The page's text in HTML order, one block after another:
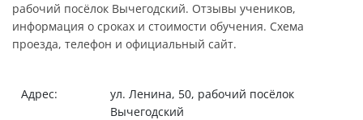
рабочий посёлок Вычегодский. Отзывы учеников,
информация о сроках и стоимости обучения. Схема
проезда, телефон и официальный сайт.
Адрес:
ул. Ленина, 50, рабочий посёлок
Вычегодский